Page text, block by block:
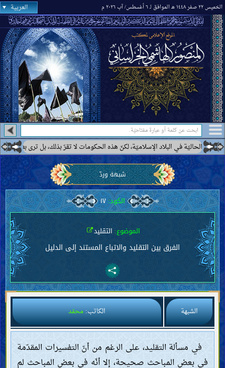
الخميس ٢٢ صفر ١٤٤٨ هـ الموافق لـ ٦ أغسطس/ آب ٢٠٢٦ م العربية
الإسلاميّة، لكنّ هذه الحكومات لا تقرّ بذلك، بل ترى بعضها كحكومة
شبهة وردّ
الكود:١٧
الموضوع: التقليد
الفرق بين التقليد والاتباع المستند إلى الدليل
الشبهة الكاتب:محمّد
في مسألة التقليد، على الرغم من أنّ التفسيرات المقدّمة
في بعض المباحث صحيحة، إلا أنّه في بعض المباحث لم